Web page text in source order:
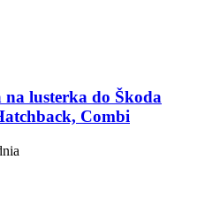
na lusterka do Škoda
Combi